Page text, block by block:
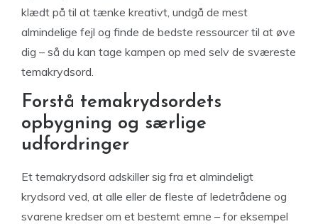
klædt på til at tænke kreativt, undgå de mest
almindelige fejl og finde de bedste ressourcer til at øve
dig – så du kan tage kampen op med selv de sværeste
temakrydsord.
Forstå temakrydsordets
opbygning og særlige
udfordringer
Et temakrydsord adskiller sig fra et almindeligt
krydsord ved, at alle eller de fleste af ledetrådene og
svarene kredser om et bestemt emne – for eksempel